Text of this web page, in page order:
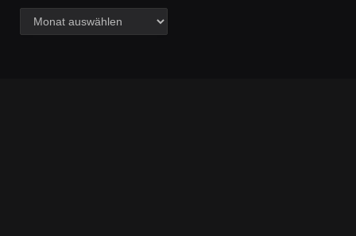
Archiv